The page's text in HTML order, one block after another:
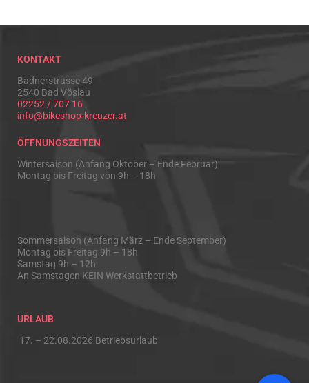
280,00 €252,00 €.
KONTAKT
Badnerstrasse 49
2540 Bad Vöslau
02252 / 707 16
info@bikeshop-kreuzer.at
ÖFFNUNGSZEITEN
Wintersaison (Anfang Oktober – Ende Februar)
Montag bis Freitag von 9h – 18h
Sommersaison (Anfang März – Ende September)
Montag bis Freitag 9h – 18h
Samstag 9h – 12h
An Samstagen KEIN Werkstattbetrieb
URLAUB
17. – 22.08.2026 Betriebsurlaub